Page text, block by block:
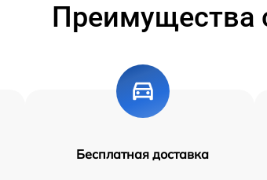
Преимущества
Бесплатная доставка